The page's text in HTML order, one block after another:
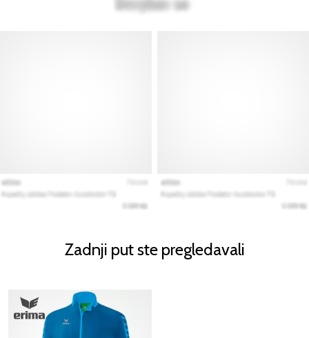
Zadnji put ste pregledavali